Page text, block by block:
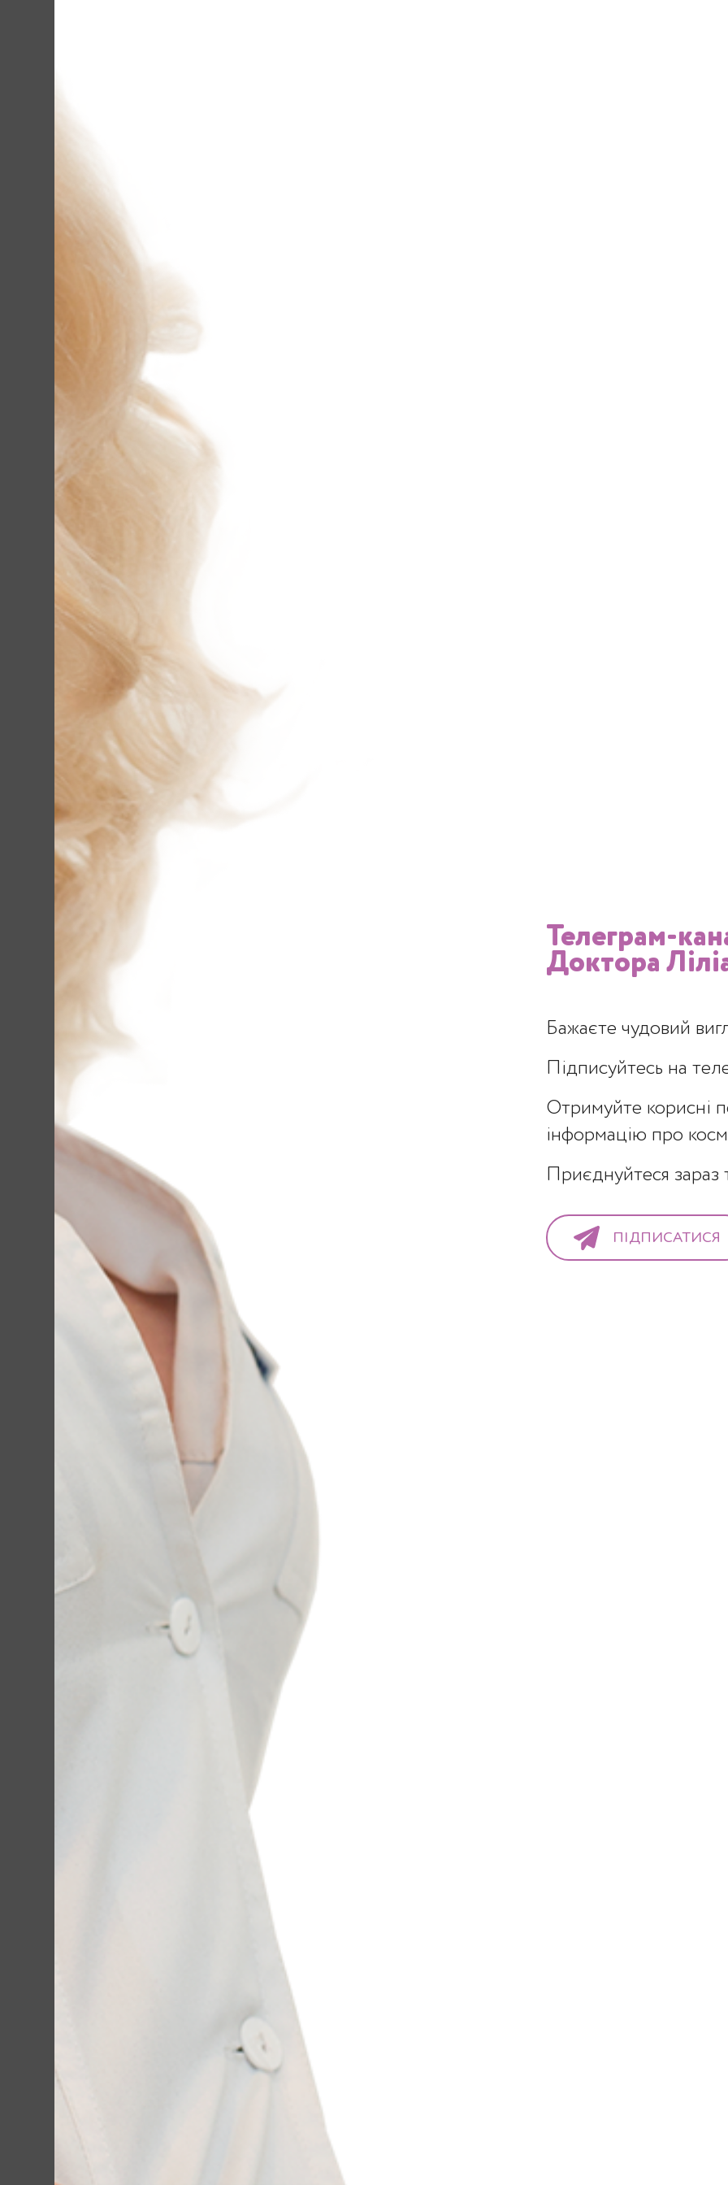
Процедури газорідинного пілінгу та
ліфтингу
Телеграм-
Доктора
Бажаєте чудовий
Підписуйтесь на
Отримуйте корисні
інформацію про
Приєднуйтеся зараз
ПІДПИСАТИСЯ